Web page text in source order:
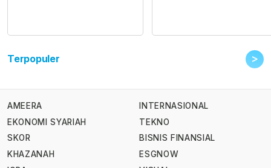
Terpopuler >
AMEERA
EKONOMI SYARIAH
SKOR
KHAZANAH
INTERNASIONAL
TEKNO
BISNIS FINANSIAL
ESGNOW